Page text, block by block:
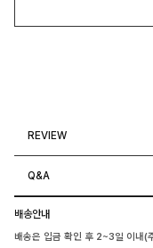
REVIEW
Q&A
배송안내
배송은 입금 확인 후 2~3일 이내(